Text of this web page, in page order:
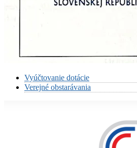
Vyúčtovanie dotácie
Verejné obstarávania